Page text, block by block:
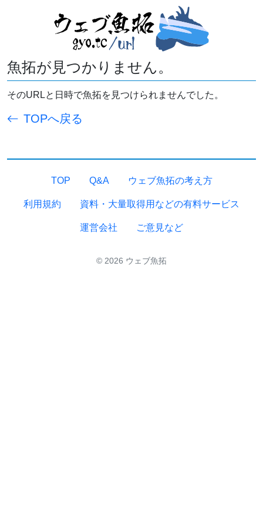
魚拓が見つかりません。
そのURLと日時で魚拓を見つけられませんでした。
TOPへ戻る
TOP Q&A ウェブ魚拓の考え方
利用規約 資料・大量取得用などの有料サービス
運営会社 ご意見など
© 2026 ウェブ魚拓